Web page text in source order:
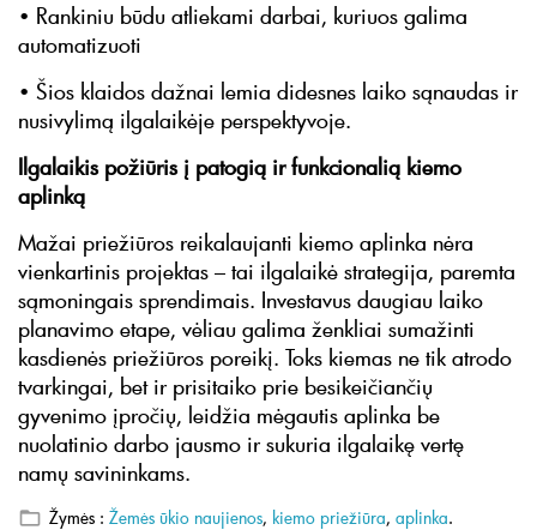
• Rankiniu būdu atliekami darbai, kuriuos galima
automatizuoti
• Šios klaidos dažnai lemia didesnes laiko sąnaudas ir
nusivylimą ilgalaikėje perspektyvoje.
Ilgalaikis požiūris į patogią ir funkcionalią kiemo
aplinką
Mažai priežiūros reikalaujanti kiemo aplinka nėra
vienkartinis projektas – tai ilgalaikė strategija, paremta
sąmoningais sprendimais. Investavus daugiau laiko
planavimo etape, vėliau galima ženkliai sumažinti
kasdienės priežiūros poreikį. Toks kiemas ne tik atrodo
tvarkingai, bet ir prisitaiko prie besikeičiančių
gyvenimo įpročių, leidžia mėgautis aplinka be
nuolatinio darbo jausmo ir sukuria ilgalaikę vertę
namų savininkams.
Žymės : Žemės ūkio naujienos, kiemo priežiūra, aplinka.